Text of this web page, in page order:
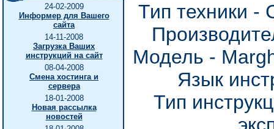
24-02-2009
Информер для Вашего
сайта
14-11-2008
Загрузка Ваших
инструкций на сайт
08-04-2008
Смена хостинга и
сервера
18-01-2008
Новая рассылка
новостей
Тип техники
Модель -
Язык
Тип